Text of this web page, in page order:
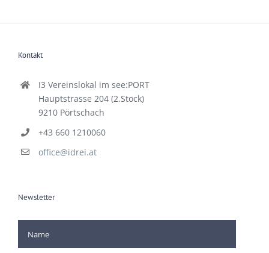
Kontakt
I3 Vereinslokal im see:PORT
Hauptstrasse 204 (2.Stock)
9210 Pörtschach
+43 660 1210060
office@idrei.at
Newsletter